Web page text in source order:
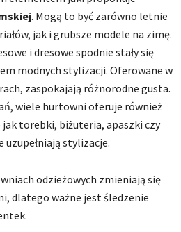
. Mogą to być zarówno letnie
jak i grubsze modele na zimę.
i dresowe spodnie stały się
modnych stylizacji. Oferowane w
zaspokajają różnorodne gusta.
wiele hurtowni oferuje również
torebki, biżuteria, apaszki czy
stylizacje.
odzieżowych zmieniają się
dlatego ważne jest śledzenie